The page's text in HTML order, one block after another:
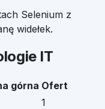
Selenium z
widełek.
IT
górna Ofert
1